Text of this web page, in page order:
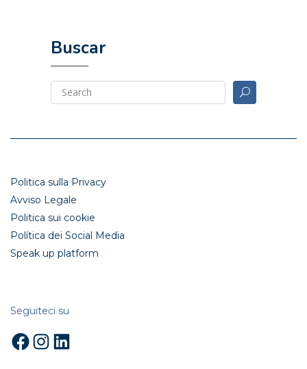
Buscar
Politica sulla Privacy
Avviso Legale
Politica sui cookie
Política dei Social Media
Speak up platform
Seguiteci su
Facebook
Instagram
LinkedIn